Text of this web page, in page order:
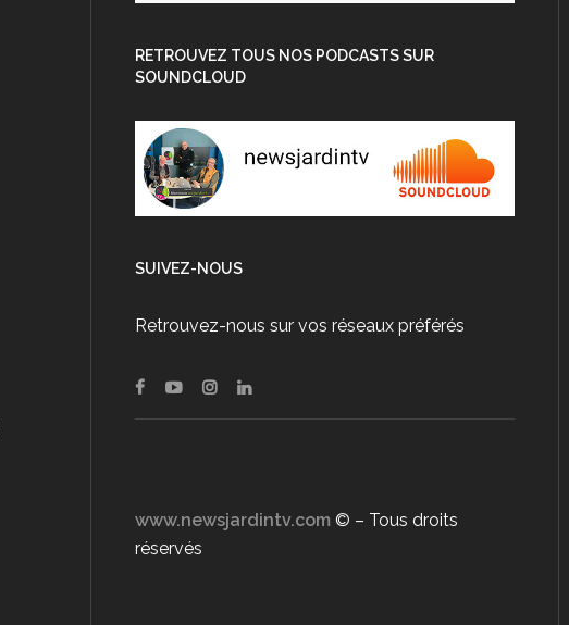
RETROUVEZ TOUS NOS PODCASTS SUR
SOUNDCLOUD
SUIVEZ-NOUS
Retrouvez-nous sur vos réseaux préférés
www.newsjardintv.com © – Tous droits
réservés